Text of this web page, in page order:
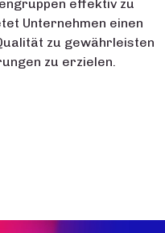
effektiv zu
Unternehmen einen
zu gewährleisten
zu erzielen.